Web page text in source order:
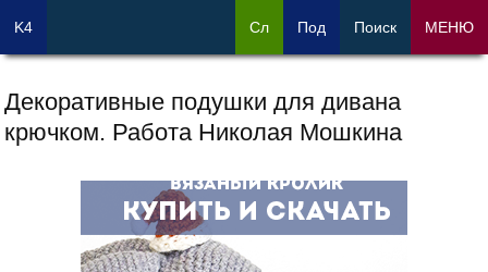
Декоративные подушки для дивана
крючком. Работа Николая Мошкина
K4 Сл Под Поиск МЕНЮ